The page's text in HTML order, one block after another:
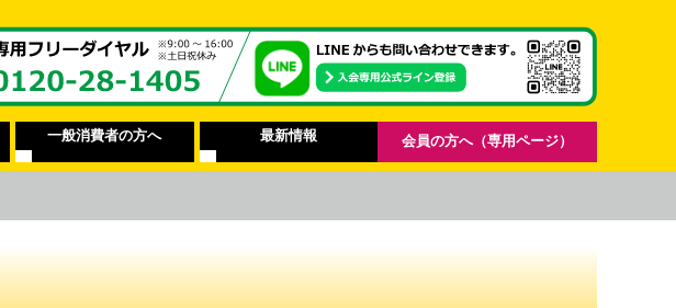
一般消費者の方へ 最新情報 会員の方へ（専用ページ）